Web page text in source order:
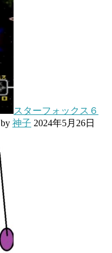
スターフォックス６
by 神子 2024年5月26日